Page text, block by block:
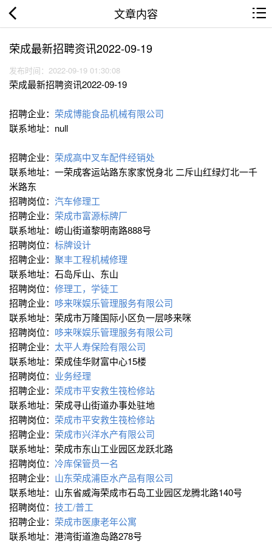
文章内容
荣成最新招聘资讯2022-09-19
发布时间：2022-09-19 01:30:08
荣成最新招聘资讯2022-09-19
招聘企业： 荣成博能食品机械有限公司
联系地址：null
招聘企业： 荣成高中叉车配件经销处
联系地址：一荣成客运站路东家家悦身北 二斥山红绿灯北一千
米路东
招聘岗位： 汽车修理工
招聘企业： 荣成市富源标牌厂
联系地址：崂山街道黎明南路888号
招聘岗位： 标牌设计
招聘企业： 聚丰工程机械修理
联系地址：石岛斥山、东山
招聘岗位： 修理工，学徒工
招聘企业： 哆来咪娱乐管理服务有限公司
联系地址：荣成市万隆国际小区负一层哆来咪
招聘岗位： 哆来咪娱乐管理服务有限公司
招聘企业： 太平人寿保险有限公司
联系地址：荣成佳华财富中心15楼
招聘岗位： 业务经理
招聘企业： 荣成市平安救生筏检修站
联系地址：荣成寻山街道办事处驻地
招聘岗位： 荣成市平安救生筏检修站
招聘企业： 荣成市兴洋水产有限公司
联系地址：荣成市东山工业园区龙跃北路
招聘岗位： 冷库保管员一名
招聘企业： 山东荣成浦臣水产品有限公司
联系地址：山东省威海荣成市石岛工业园区龙腾北路140号
招聘岗位： 技工/普工
招聘企业： 荣成市医康老年公寓
联系地址：港湾街道渔岛路278号